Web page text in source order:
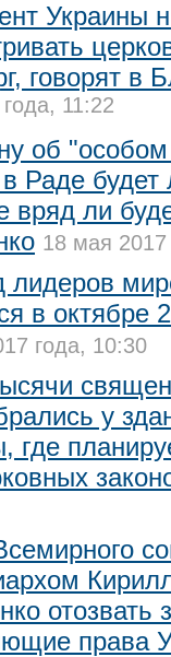
Украины
говорят в
11:22
об
в Раде
вряд ли
18 мая 2017
лидеров
в октябре
года, 10:30
у
где
отозвать
права